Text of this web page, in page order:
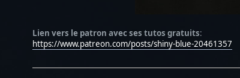
Lien vers le patron avec ses tutos gratuits:
https://www.patreon.com/posts/shiny-blue-20461357